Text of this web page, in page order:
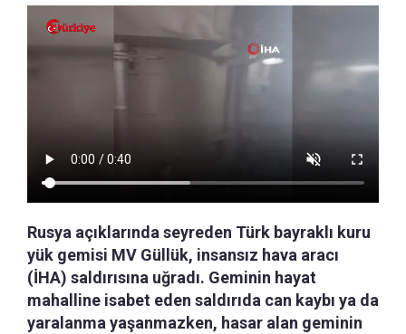
Rusya açıklarında seyreden Türk bayraklı kuru
yük gemisi MV Güllük, insansız hava aracı
(İHA) saldırısına uğradı. Geminin hayat
mahalline isabet eden saldırıda can kaybı ya da
yaralanma yaşanmazken, hasar alan geminin